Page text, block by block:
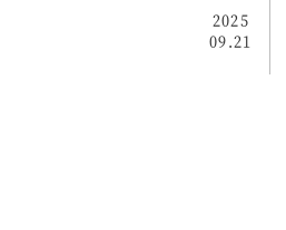
2025
09.21